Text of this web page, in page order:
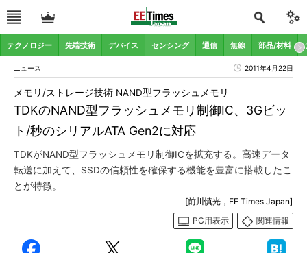
テクノロジー 先端技術 デバイス センシング 通信 無線 部品/材料
ニュース 2011年4月22日
TDKのNAND型フラッシュメモリ制御IC、3Gビッ
ト/秒のシリアルATA Gen2に対応
メモリ/ストレージ技術 NAND型フラッシュメモリ
TDKがNAND型フラッシュメモリ制御ICを拡充する。高速データ
転送に加えて、SSDの信頼性を確保する機能を豊富に搭載したこ
とが特徴。
[前川慎光，EE Times Japan]
PC用表示
関連情報